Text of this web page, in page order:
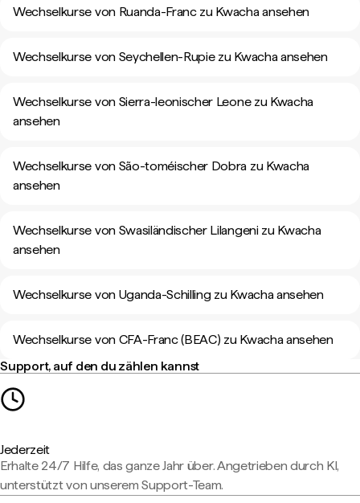
Wechselkurse von Ruanda-Franc zu Kwacha ansehen
Wechselkurse von Seychellen-Rupie zu Kwacha ansehen
Wechselkurse von Sierra-leonischer Leone zu Kwacha
ansehen
Wechselkurse von São-toméischer Dobra zu Kwacha
ansehen
Wechselkurse von Swasiländischer Lilangeni zu Kwacha
ansehen
Wechselkurse von Uganda-Schilling zu Kwacha ansehen
Wechselkurse von CFA-Franc (BEAC) zu Kwacha ansehen
Support, auf den du zählen kannst
Jederzeit
Erhalte 24/7 Hilfe, das ganze Jahr über. Angetrieben durch KI,
unterstützt von unserem Support-Team.